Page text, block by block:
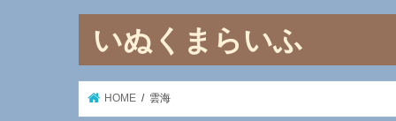
いぬくまらいふ
HOME 雲海